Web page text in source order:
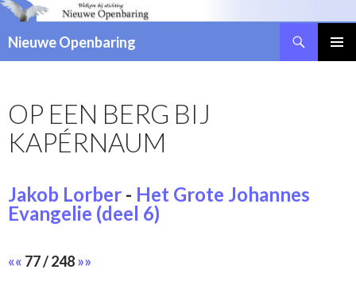
Nieuwe Openbaring
SPRINGEN
OP EEN BERG BIJ
KAPÉRNAUM
Jakob Lorber - Het Grote Johannes
Evangelie (deel 6)
«« 77 / 248»»